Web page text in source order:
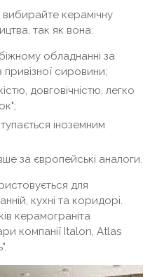
керамічну
так як вона:
обладнанні за
привізної сировини;
довговічністю, легко
іноземним
за європейські аналоги.
для
кухні та коридорі.
керамограніта
компанії Italon, Atlas